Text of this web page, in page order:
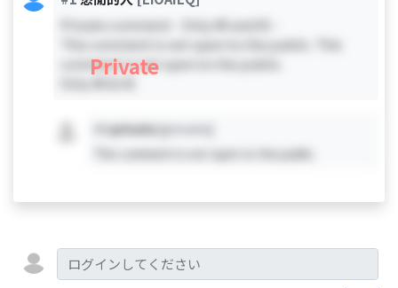
Private comment - Only #0 and #1 -
This comment is not open to the public. This
comment is not open to the public.
Private
private [private]
This comment is not open to the public.